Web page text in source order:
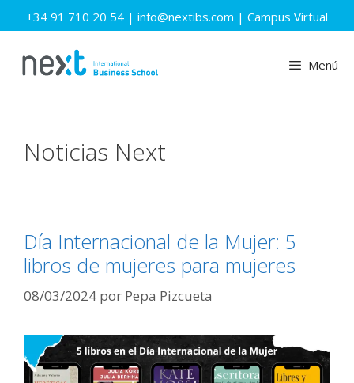
Saltar
al
+34 91 710 20 54 | info@nextibs.com | Campus Virtual
Menú
Noticias Next
Día Internacional de la Mujer: 5
libros de mujeres para mujeres
08/03/2024 por Pepa Pizcueta